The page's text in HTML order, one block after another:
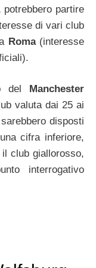
partire
di vari club
Roma (interesse
del
Manchester
valuta dai 25 ai
sarebbero disposti
cifra inferiore,
club giallorosso,
interrogativo